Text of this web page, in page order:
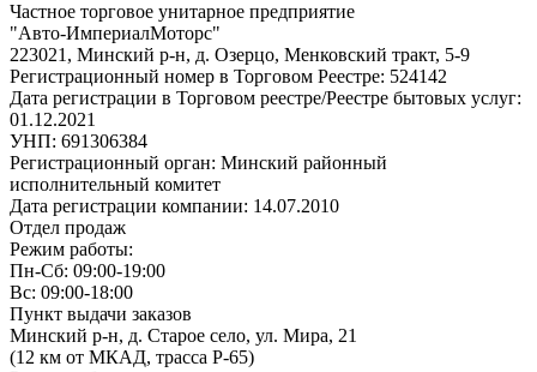
Частное торговое унитарное предприятие
"Авто-ИмпериалМоторс"
223021, Минский р-н, д. Озерцо, Менковский тракт, 5-9
Регистрационный номер в Торговом Реестре: 524142
Дата регистрации в Торговом реестре/Реестре бытовых услуг:
01.12.2021
УНП: 691306384
Регистрационный орган: Минский районный
исполнительный комитет
Дата регистрации компании: 14.07.2010
Отдел продаж
Режим работы:
Пн-Сб: 09:00-19:00
Вс: 09:00-18:00
Пункт выдачи заказов
Минский р-н, д. Старое село, ул. Мира, 21
(12 км от МКАД, трасса P-65)